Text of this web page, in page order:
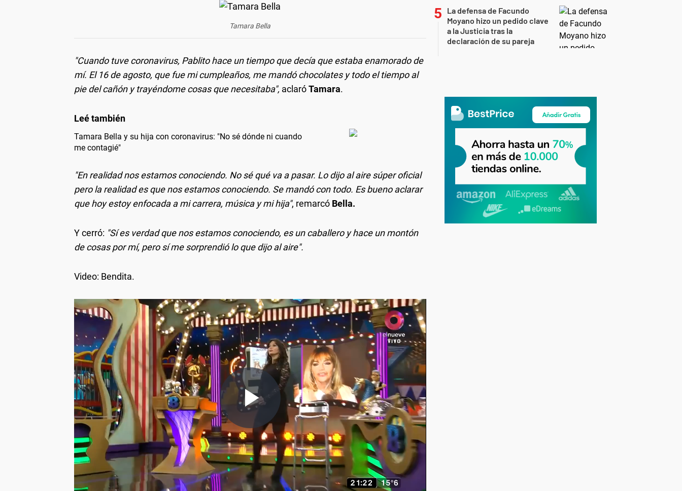
Tamara Bella
"Cuando tuve coronavirus, Pablito hace un tiempo que decía que estaba enamorado de
mí. El 16 de agosto, que fue mi cumpleaños, me mandó chocolates y todo el tiempo al
pie del cañón y trayéndome cosas que necesitaba", aclaróTamara.
Tamara Bella y su hija con coronavirus: "No sé dónde ni cuando
me contagié"
"En realidad nos estamos conociendo. No sé qué va a pasar. Lo dijo al aire súper oficial
pero la realidad es que nos estamos conociendo. Se mandó con todo. Es bueno aclarar
que hoy estoy enfocada a mi carrera, música y mi hija", remarcó Bella.
Y cerró: "Sí es verdad que nos estamos conociendo, es un caballero y hace un montón
de cosas por mí, pero sí me sorprendió lo que dijo al aire".
Video: Bendita.
La defensa de Facundo
Moyano hizo un pedido clave
a la Justicia tras la
declaración de su pareja